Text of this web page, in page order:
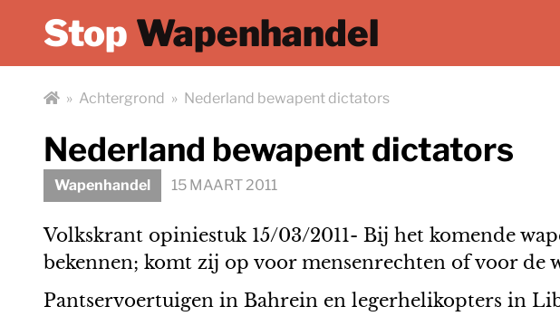
Stop Wapenhandel
» Achtergrond » Nederland bewapent dictators
Nederland bewapent dictators
Wapenhandel 15 MAART 2011
Volkskrant opiniestuk 15/03/2011- Bij het komende
bekennen; komt zij op voor mensenrechten of voor de
Pantservoertuigen in Bahrein en legerhelikopters in